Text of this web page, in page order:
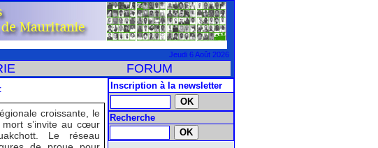
Jeudi 6 Août 2026
FORUM
croissante, le
s’invite au cœur
Le réseau
Inscription à la newsletter
Recherche